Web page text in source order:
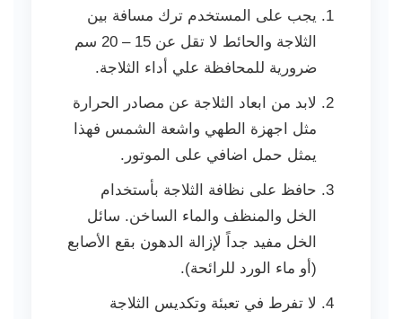
يجب على المستخدم ترك مسافة بين
الثلاجة والحائط لا تقل عن 15 – 20 سم
ضرورية للمحافظة علي أداء الثلاجة.
لابد من ابعاد الثلاجة عن مصادر الحرارة
مثل اجهزة الطهي واشعة الشمس فهذا
يمثل حمل اضافي على الموتور.
حافظ على نظافة الثلاجة بأستخدام
الخل والمنظف والماء الساخن. سائل
الخل مفيد جداً لإزالة الدهون بقع الأصابع
(أو ماء الورد للرائحة).
لا تفرط في تعبئة وتكديس الثلاجة